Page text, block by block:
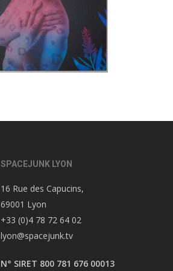
SPACEJUNK LYON
16 Rue des Capucins,
69001 Lyon
+33 (0)4 78 72 64 02
lyon@spacejunk.tv
N° SIRET 800 781 676 00013